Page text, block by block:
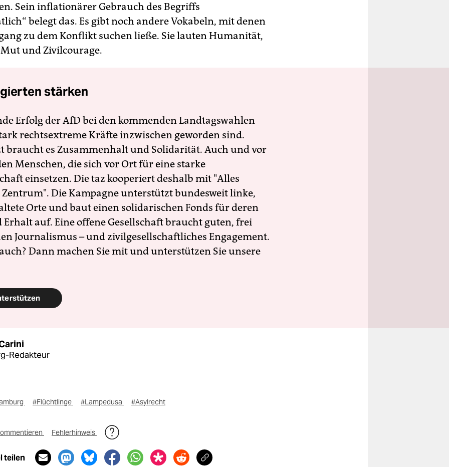
Sein inflationärer Gebrauch des Begriffs
belegt das. Es gibt noch andere Vokabeln, mit denen
zu dem Konflikt suchen ließe. Sie lauten Humanität,
und Zivilcourage.
stärken
Erfolg der AfD bei den kommenden Landtagswahlen
rechtsextreme Kräfte inzwischen geworden sind.
braucht es Zusammenhalt und Solidarität. Auch und vor
Menschen, die sich vor Ort für eine starke
einsetzen. Die taz kooperiert deshalb mit "Alles
Die Kampagne unterstützt bundesweit linke,
Orte und baut einen solidarischen Fonds für deren
Erhalt auf. Eine offene Gesellschaft braucht guten, frei
Journalismus – und zivilgesellschaftliches Engagement.
Dann machen Sie mit und unterstützen Sie unsere
Redakteur
#Flüchtlinge #Lampedusa #Asylrecht
Fehlerhinweis
teilen